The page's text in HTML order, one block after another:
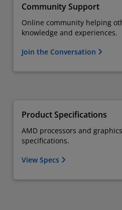
Community Support
Online community helping
knowledge and experiences.
Join the Conversation
Product Specifications
AMD processors and
specifications.
View Specs